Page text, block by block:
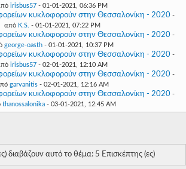
irisbus57 - 01-01-2021, 06:36 PM
κυκλοφορούν στην Θεσσαλονίκη - 2020 -
από K.S. - 01-01-2021, 07:22 PM
κυκλοφορούν στην Θεσσαλονίκη - 2020 -
george-oasth - 01-01-2021, 10:37 PM
κυκλοφορούν στην Θεσσαλονίκη - 2020 -
irisbus57 - 02-01-2021, 12:10 AM
κυκλοφορούν στην Θεσσαλονίκη - 2020 -
garvanitis- 02-01-2021, 12:16 AM
κυκλοφορούν στην Θεσσαλονίκη - 2020 -
thanossalonika- 03-01-2021, 12:45 AM
διαβάζουν αυτό το θέμα: 5 Επισκέπτης (ες)